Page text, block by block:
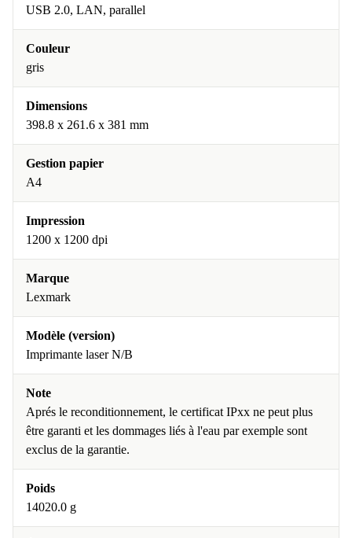
USB 2.0, LAN, parallel
Couleur
gris
Dimensions
398.8 x 261.6 x 381 mm
Gestion papier
A4
Impression
1200 x 1200 dpi
Marque
Lexmark
Modèle (version)
Imprimante laser N/B
Note
Aprés le reconditionnement, le certificat IPxx ne peut plus
être garanti et les dommages liés à l'eau par exemple sont
exclus de la garantie.
Poids
14020.0 g